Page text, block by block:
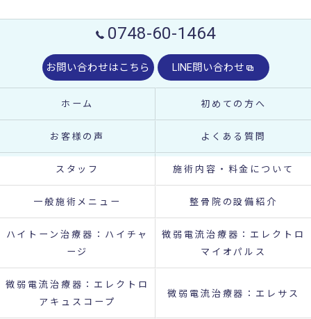
0748-60-1464
お問い合わせはこちら LINE問い合わせ
ホーム 初めての方へ
お客様の声 よくある質問
スタッフ 施術内容・料金について
一般施術メニュー 整骨院の設備紹介
ハイトーン治療器：ハイチャ
ージ
微弱電流治療器：エレクトロ
マイオパルス
微弱電流治療器：エレクトロ
アキュスコープ
微弱電流治療器：エレサス